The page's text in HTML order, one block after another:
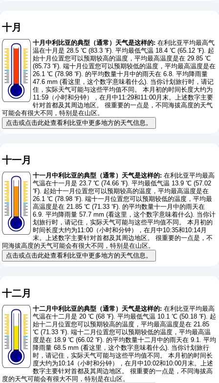
十月
十月中利比亚的典型（通常）天气是这样的: 在利比亚平均最高气
温在十月是 28.5 ℃ (83.3 ℉). 平均最低气温 18.4 ℃ (65.12 ℉). 起
始十月位置您可以预期较高的温度，平均最高温度是在 29.85 ℃
(85.73 ℉). 端十月位置您可以预期较低的温度，平均最高温度是在
26.1 ℃ (78.98 ℉). 的平均数量十月中的雨天在 6.8. 平均降雨量
47.6 mm (看这里，这个数字意味着什么). 当你计划旅行时，请记
住，实际天气可能与这些平均值不同。 本月初的时间长度大约为
11:59（小时和分钟），在月中11:29和11:00月末。上述数字主要
针对首都及其周边地区。 很重要的一点是，不同海拔高度的天气
可能会有很大不同，特别是在山区。
点击或点击此处查看利比亚中更多地方的天气信息。
十一月
十一月中利比亚的典型（通常）天气是这样的: 在利比亚平均最高
气温在十一月是 23.7 ℃ (74.66 ℉). 平均最低气温 13.9 ℃ (57.02
℉). 起始十一月位置您可以预期较高的温度，平均最高温度是在
26.1 ℃ (78.98 ℉). 端十一月位置您可以预期较低的温度，平均最
高温度是在 21.85 ℃ (71.33 ℉). 的平均数量十一月中的雨天在
6.9. 平均降雨量 57.7 mm (看这里，这个数字意味着什么). 当你计
划旅行时，请记住，实际天气可能与这些平均值不同。 本月初的
时间长度大约为11:00（小时和分钟），在月中10:35和10:14月
末。上述数字主要针对首都及其周边地区。 很重要的一点是，不
同海拔高度的天气可能会有很大不同，特别是在山区。
点击或点击此处查看利比亚中更多地方的天气信息。
十二月
十二月中利比亚的典型（通常）天气是这样的: 在利比亚平均最高
气温在十二月是 20 ℃ (68 ℉). 平均最低气温 10.1 ℃ (50.18 ℉). 起
始十二月位置您可以预期较高的温度，平均最高温度是在 21.85
℃ (71.33 ℉). 端十二月位置您可以预期较低的温度，平均最高温
度是在 18.9 ℃ (66.02 ℉). 的平均数量十二月中的雨天在 9.1. 平均
降雨量 68.5 mm (看这里，这个数字意味着什么). 当你计划旅行
时，请记住，实际天气可能与这些平均值不同。 本月初的时间长
度大约为10:14（小时和分钟），在月中10:02和10:00月末。上述
数字主要针对首都及其周边地区。 很重要的一点是，不同海拔高
度的天气可能会有很大不同，特别是在山区。